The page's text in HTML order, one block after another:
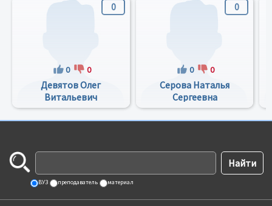
0
0 0
Девятов Олег
Витальевич
0
0 0
Серова Наталья
Сергеевна
ВУЗ преподаватель материал